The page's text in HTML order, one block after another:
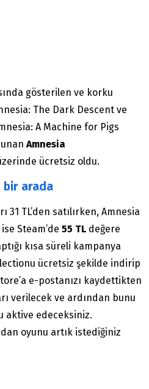
gösterilen ve korku
The Dark Descent ve
A Machine for Pigs
Amnesia
ücretsiz oldu.
bir arada
31 TL’den satılırken, Amnesia
Steam’de 55 TL değere
kısa süreli kampanya
ücretsiz şekilde indirip
e-postanızı kaydettikten
verilecek ve ardından bunu
aktive edeceksiniz.
oyunu artık istediğiniz